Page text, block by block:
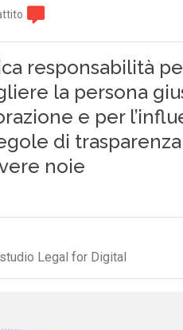
responsabilità
la persona
e per
di
noie
Legal for Digital